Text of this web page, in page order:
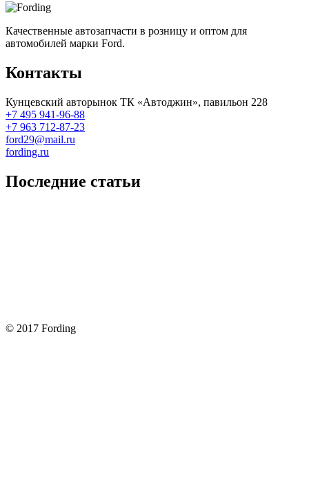
Качественные автозапчасти в розницу и оптом для
автомобилей марки Ford.
Контакты
Кунцевский авторынок ТК «Автоджин», павильон 228
+7 495 941-96-88
+7 963 712-87-23
ford29@mail.ru
fording.ru
Последние статьи
© 2017 Fording